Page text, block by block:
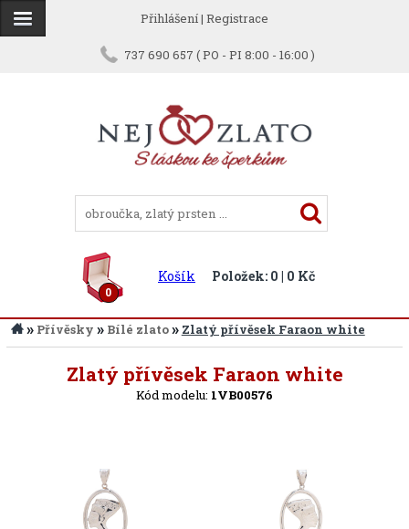
Přihlášení| Registrace
737 690 657 ( PO - PI 8:00 - 16:00 )
0
Košík Položek: 0 | 0 Kč
» Přívěsky » Bílé zlato» Zlatý přívěsek Faraon white
Zlatý přívěsek Faraon white
Kód modelu: 1VB00576